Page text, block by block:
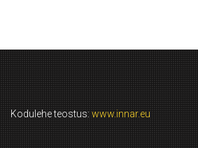
Kodulehe teostus: www.innar.eu